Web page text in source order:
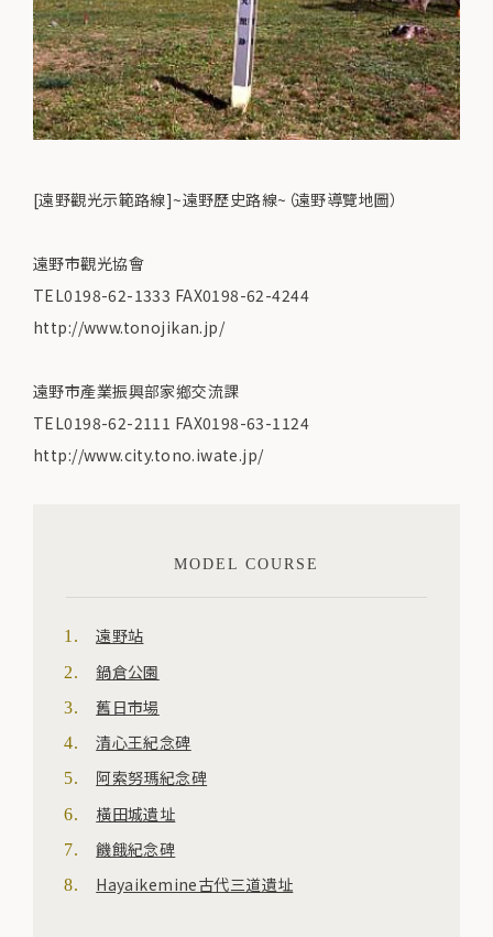
[遠野觀光示範路線]~遠野歷史路線~（遠野導覽地圖）
遠野市觀光協會
TEL0198-62-1333 FAX0198-62-4244
http://www.tonojikan.jp/
遠野市產業振興部家鄉交流課
TEL0198-62-2111 FAX0198-63-1124
http://www.city.tono.iwate.jp/
MODEL COURSE
遠野站
鍋倉公園
舊日市場
清心王紀念碑
阿索努瑪紀念碑
橫田城遺址
饑餓紀念碑
Hayaikemine古代三道遺址